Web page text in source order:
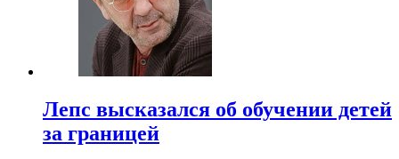
Лепс высказался об обучении детей
за границей